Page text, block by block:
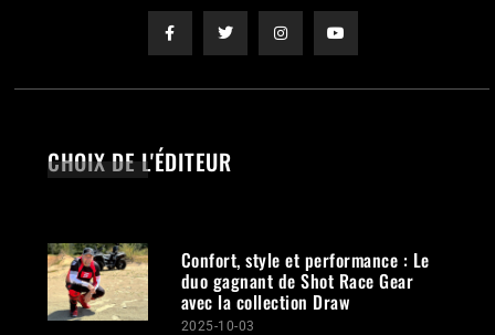
CHOIX DE L'ÉDITEUR
Confort, style et performance : Le
duo gagnant de Shot Race Gear
avec la collection Draw
2025-10-03